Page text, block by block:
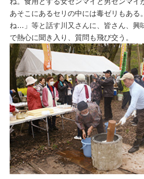
あそこにあるセリの中には毒ゼリもある
ね…」等と話す川又さんに、皆さん、興
で熱心に聞き入り、質問も飛び交う。